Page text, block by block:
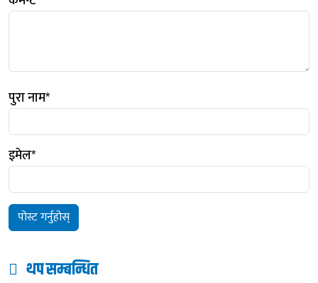
पुरा नाम*
इमेल*
थप सम्बन्धित